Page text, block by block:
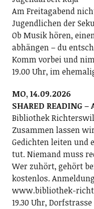
Am Freitagabend
Jugendlichen der
Ob Musik hören,
abhängen – du
Komm vorbei und
19.00 Uhr, im
MO, 14.09.2026
SHARED READING –
Bibliothek Richterswil
Zusammen lassen
Gedichten leiten und
tut. Niemand muss
Wer zuhört, gehört
kostenlos.
www.bibliothek-
19.30 Uhr,